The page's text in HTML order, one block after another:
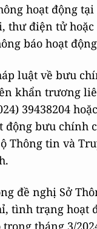
hoạt động
thư điện tử
báo hoạt
luật về bưu
khẩn trương
39438204
bưu chính
Thông tin và
đề nghị Sở
tình trạng hoạt
tháng 3/